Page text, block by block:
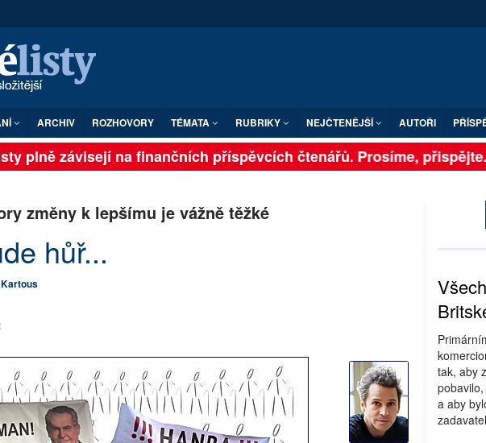
ARCHIV ROZHOVORY TÉMATA RUBRIKY NEJČTENĚJŠÍ AUTOŘI
plně závisejí na finančních příspěvcích čtenářů. Prosíme, přispějte. ➥
změny k lepšímu je vážně těžké
hůř...
tak, aby
a aby